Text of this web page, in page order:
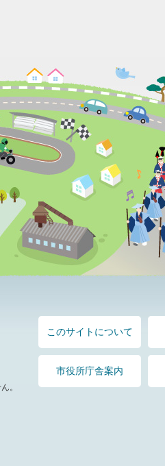
。
このサイトについて
市役所庁舎案内